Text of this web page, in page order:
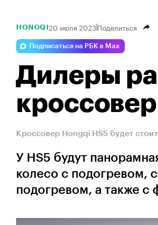
HONGQI 20 июля 2023Поделиться
Подписаться на РБК в Max
Дилеры
Кроссовер Hongqi HS5 будет
У HS5 будут
колесо с подогревом,
подогревом, а также с